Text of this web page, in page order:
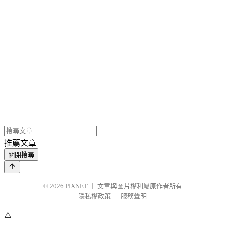
推薦文章
關閉搜尋
© 2026 PIXNET
文章與圖片權利屬原作者所有
隱私權政策
服務聲明
⚠️